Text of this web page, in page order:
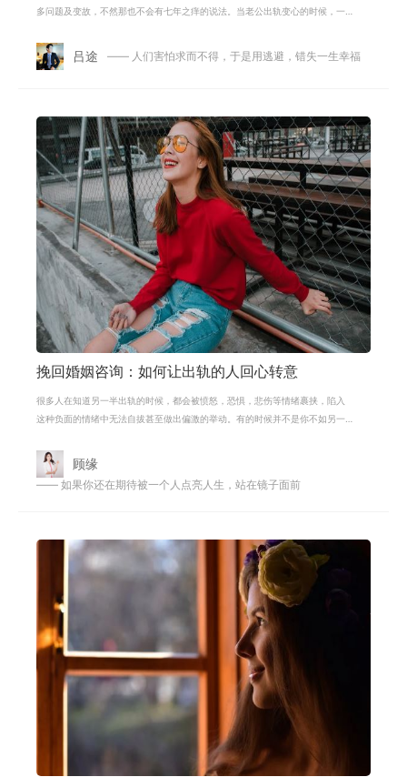
多问题及变故，不然那也不会有七年之痒的说法。当老公出轨变心的时候，一
吕途 —— 人们害怕求而不得，于是用逃避，错失一生幸福
挽回婚姻咨询：如何让出轨的人回心转意
很多人在知道另一半出轨的时候，都会被愤怒，恐惧，悲伤等情绪裹挟，陷入
这种负面的情绪中无法自拔甚至做出偏激的举动。有的时候并不是你不如另一
顾缘
—— 如果你还在期待被一个人点亮人生，站在镜子面前